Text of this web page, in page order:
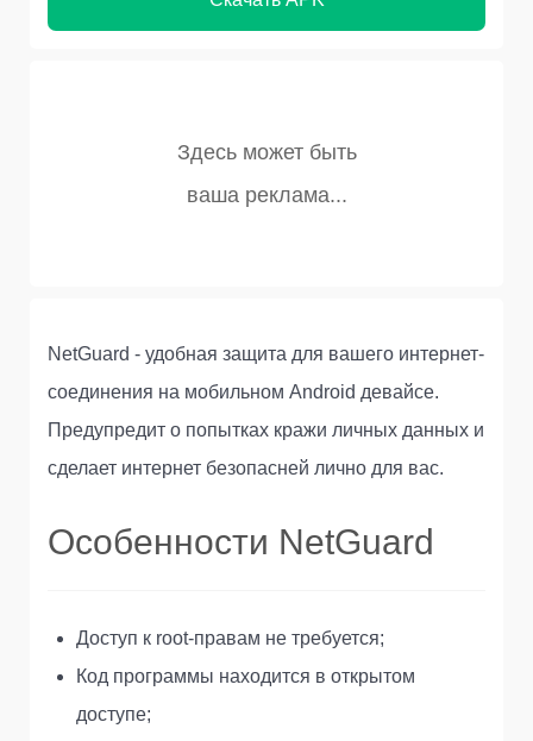
NetGuard - удобная защита для вашего интернет-
соединения на мобильном Android девайсе.
Предупредит о попытках кражи личных данных и
сделает интернет безопасней лично для вас.
Особенности NetGuard
Доступ к root-правам не требуется;
Код программы находится в открытом
доступе;